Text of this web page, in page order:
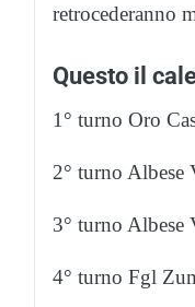
retrocederanno
Questo il
1° turno Oro
2° turno Albese
3° turno
4° turno Fgl